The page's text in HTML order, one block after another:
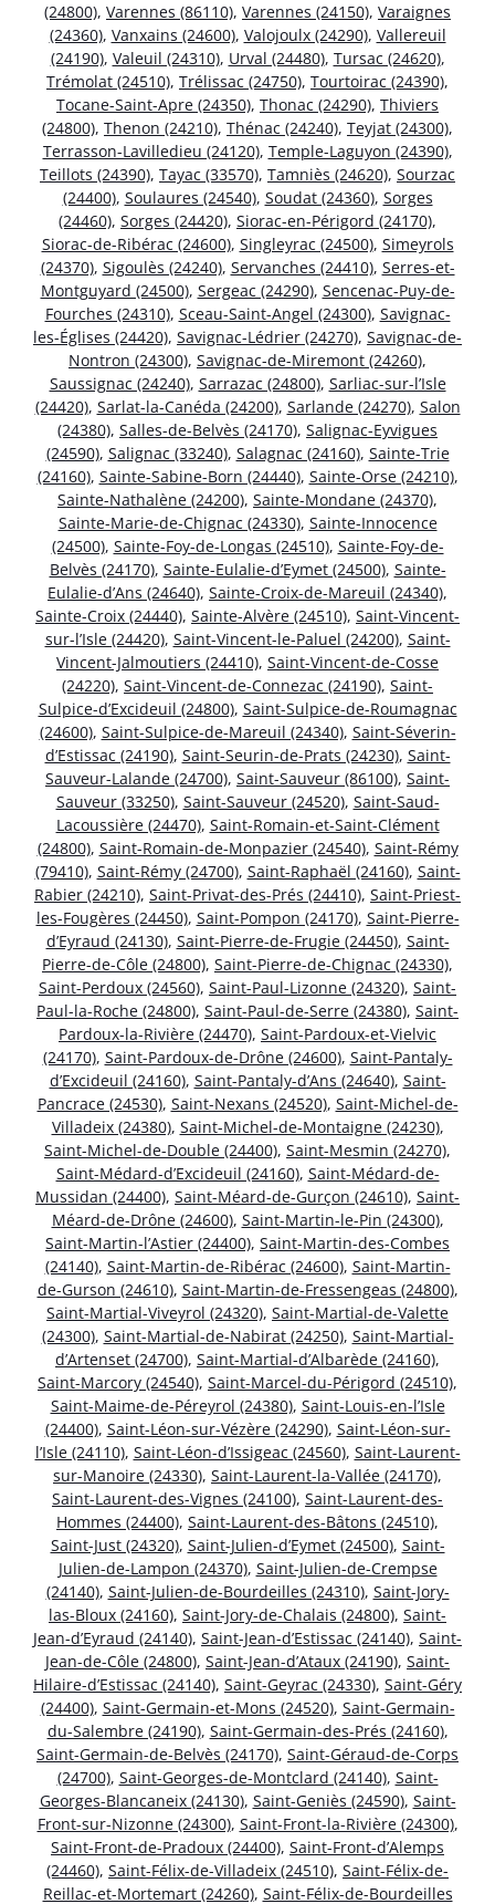
(24800), Varennes (86110), Varennes (24150), Varaignes
(24360), Vanxains (24600), Valojoulx (24290), Vallereuil
(24190), Valeuil (24310), Urval (24480), Tursac (24620),
Trémolat (24510), Trélissac (24750), Tourtoirac (24390),
Tocane-Saint-Apre (24350), Thonac (24290), Thiviers
(24800), Thenon (24210), Thénac (24240), Teyjat (24300),
Terrasson-Lavilledieu (24120), Temple-Laguyon (24390),
Teillots (24390), Tayac (33570), Tamniès (24620), Sourzac
(24400), Soulaures (24540), Soudat (24360), Sorges
(24460), Sorges (24420), Siorac-en-Périgord (24170),
Siorac-de-Ribérac (24600), Singleyrac (24500), Simeyrols
(24370), Sigoulès (24240), Servanches (24410), Serres-et-
Montguyard (24500), Sergeac (24290), Sencenac-Puy-de-
Fourches (24310), Sceau-Saint-Angel (24300), Savignac-
les-Églises (24420), Savignac-Lédrier (24270), Savignac-de-
Nontron (24300), Savignac-de-Miremont (24260),
Saussignac (24240), Sarrazac (24800), Sarliac-sur-l’Isle
(24420), Sarlat-la-Canéda (24200), Sarlande (24270), Salon
(24380), Salles-de-Belvès (24170), Salignac-Eyvigues
(24590), Salignac (33240), Salagnac (24160), Sainte-Trie
(24160), Sainte-Sabine-Born (24440), Sainte-Orse (24210),
Sainte-Nathalène (24200), Sainte-Mondane (24370),
Sainte-Marie-de-Chignac (24330), Sainte-Innocence
(24500), Sainte-Foy-de-Longas (24510), Sainte-Foy-de-
Belvès (24170), Sainte-Eulalie-d’Eymet (24500), Sainte-
Eulalie-d’Ans (24640), Sainte-Croix-de-Mareuil (24340),
Sainte-Croix (24440), Sainte-Alvère (24510), Saint-Vincent-
sur-l’Isle (24420), Saint-Vincent-le-Paluel (24200), Saint-
Vincent-Jalmoutiers (24410), Saint-Vincent-de-Cosse
(24220), Saint-Vincent-de-Connezac (24190), Saint-
Sulpice-d’Excideuil (24800), Saint-Sulpice-de-Roumagnac
(24600), Saint-Sulpice-de-Mareuil (24340), Saint-Séverin-
d’Estissac (24190), Saint-Seurin-de-Prats (24230), Saint-
Sauveur-Lalande (24700), Saint-Sauveur (86100), Saint-
Sauveur (33250), Saint-Sauveur (24520), Saint-Saud-
Lacoussière (24470), Saint-Romain-et-Saint-Clément
(24800), Saint-Romain-de-Monpazier (24540), Saint-Rémy
(79410), Saint-Rémy (24700), Saint-Raphaël (24160), Saint-
Rabier (24210), Saint-Privat-des-Prés (24410), Saint-Priest-
les-Fougères (24450), Saint-Pompon (24170), Saint-Pierre-
d’Eyraud (24130), Saint-Pierre-de-Frugie (24450), Saint-
Pierre-de-Côle (24800), Saint-Pierre-de-Chignac (24330),
Saint-Perdoux (24560), Saint-Paul-Lizonne (24320), Saint-
Paul-la-Roche (24800), Saint-Paul-de-Serre (24380), Saint-
Pardoux-la-Rivière (24470), Saint-Pardoux-et-Vielvic
(24170), Saint-Pardoux-de-Drône (24600), Saint-Pantaly-
d’Excideuil (24160), Saint-Pantaly-d’Ans (24640), Saint-
Pancrace (24530), Saint-Nexans (24520), Saint-Michel-de-
Villadeix (24380), Saint-Michel-de-Montaigne (24230),
Saint-Michel-de-Double (24400), Saint-Mesmin (24270),
Saint-Médard-d’Excideuil (24160), Saint-Médard-de-
Mussidan (24400), Saint-Méard-de-Gurçon (24610), Saint-
Méard-de-Drône (24600), Saint-Martin-le-Pin (24300),
Saint-Martin-l’Astier (24400), Saint-Martin-des-Combes
(24140), Saint-Martin-de-Ribérac (24600), Saint-Martin-
de-Gurson (24610), Saint-Martin-de-Fressengeas (24800),
Saint-Martial-Viveyrol (24320), Saint-Martial-de-Valette
(24300), Saint-Martial-de-Nabirat (24250), Saint-Martial-
d’Artenset (24700), Saint-Martial-d’Albarède (24160),
Saint-Marcory (24540), Saint-Marcel-du-Périgord (24510),
Saint-Maime-de-Péreyrol (24380), Saint-Louis-en-l’Isle
(24400), Saint-Léon-sur-Vézère (24290), Saint-Léon-sur-
l’Isle (24110), Saint-Léon-d’Issigeac (24560), Saint-Laurent-
sur-Manoire (24330), Saint-Laurent-la-Vallée (24170),
Saint-Laurent-des-Vignes (24100), Saint-Laurent-des-
Hommes (24400), Saint-Laurent-des-Bâtons (24510),
Saint-Just (24320), Saint-Julien-d’Eymet (24500), Saint-
Julien-de-Lampon (24370), Saint-Julien-de-Crempse
(24140), Saint-Julien-de-Bourdeilles (24310), Saint-Jory-
las-Bloux (24160), Saint-Jory-de-Chalais (24800), Saint-
Jean-d’Eyraud (24140), Saint-Jean-d’Estissac (24140), Saint-
Jean-de-Côle (24800), Saint-Jean-d’Ataux (24190), Saint-
Hilaire-d’Estissac (24140), Saint-Geyrac (24330), Saint-Géry
(24400), Saint-Germain-et-Mons (24520), Saint-Germain-
du-Salembre (24190), Saint-Germain-des-Prés (24160),
Saint-Germain-de-Belvès (24170), Saint-Géraud-de-Corps
(24700), Saint-Georges-de-Montclard (24140), Saint-
Georges-Blancaneix (24130), Saint-Geniès (24590), Saint-
Front-sur-Nizonne (24300), Saint-Front-la-Rivière (24300),
Saint-Front-de-Pradoux (24400), Saint-Front-d’Alemps
(24460), Saint-Félix-de-Villadeix (24510), Saint-Félix-de-
Reillac-et-Mortemart (24260), Saint-Félix-de-Bourdeilles